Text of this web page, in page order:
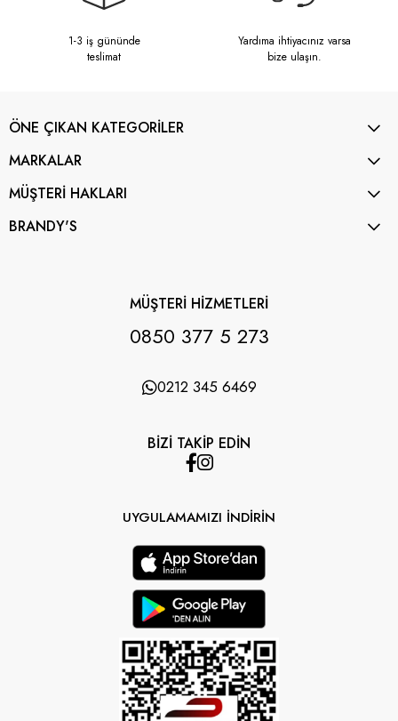
1-3 iş gününde
teslimat
Yardıma ihtiyacınız varsa
bize ulaşın.
ÖNE ÇIKAN KATEGORİLER
MARKALAR
MÜŞTERİ HAKLARI
BRANDY'S
MÜŞTERİ HİZMETLERİ
0850 377 5 273
0212 345 6469
BİZİ TAKİP EDİN
UYGULAMAMIZI İNDİRİN